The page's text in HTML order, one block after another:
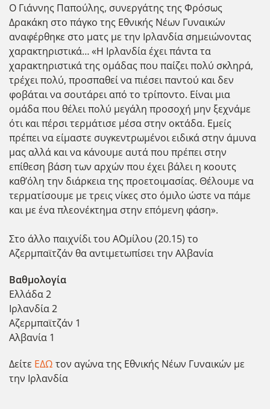
Ο Γιάννης Παπούλης, συνεργάτης της Φρόσως
Δρακάκη στο πάγκο της Εθνικής Νέων Γυναικών
αναφέρθηκε στο ματς με την Ιρλανδία σημειώνοντας
χαρακτηριστικά… «Η Ιρλανδία έχει πάντα τα
χαρακτηριστικά της ομάδας που παίζει πολύ σκληρά,
τρέχει πολύ, προσπαθεί να πιέσει παντού και δεν
φοβάται να σουτάρει από το τρίποντο. Είναι μια
ομάδα που θέλει πολύ μεγάλη προσοχή μην ξεχνάμε
ότι και πέρσι τερμάτισε μέσα στην οκτάδα. Εμείς
πρέπει να είμαστε συγκεντρωμένοι ειδικά στην άμυνα
μας αλλά και να κάνουμε αυτά που πρέπει στην
επίθεση βάση των αρχών που έχει βάλει η κοουτς
καθ’όλη την διάρκεια της προετοιμασίας. Θέλουμε να
τερματίσουμε με τρεις νίκες στο όμιλο ώστε να πάμε
και με ένα πλεονέκτημα στην επόμενη φάση».
Στο άλλο παιχνίδι του Α΄Ομίλου (20.15) το
Αζερμπαϊτζάν θα αντιμετωπίσει την Αλβανία
Βαθμολογία
Ελλάδα 2
Ιρλανδία 2
Αζερμπαϊτζάν 1
Αλβανία 1
Δείτε ΕΔΩ τον αγώνα της Εθνικής Νέων Γυναικών με
την Ιρλανδία